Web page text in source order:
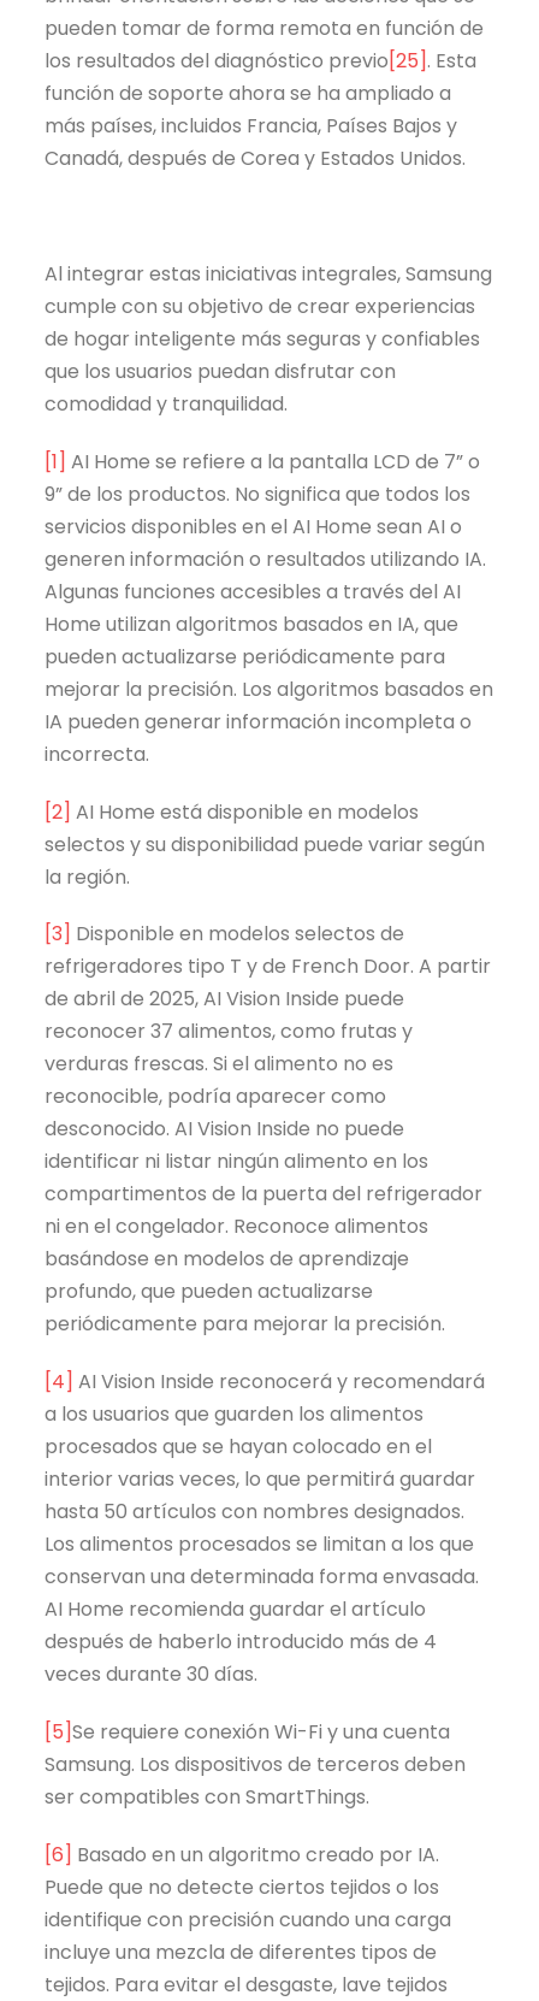
pueden tomar de forma remota en función de
los resultados del diagnóstico previo[25]. Esta
función de soporte ahora se ha ampliado a
más países, incluidos Francia, Países Bajos y
Canadá, después de Corea y Estados Unidos.
Al integrar estas iniciativas integrales, Samsung
cumple con su objetivo de crear experiencias
de hogar inteligente más seguras y confiables
que los usuarios puedan disfrutar con
comodidad y tranquilidad.
[1] AI Home se refiere a la pantalla LCD de 7” o
9” de los productos. No significa que todos los
servicios disponibles en el AI Home sean AI o
generen información o resultados utilizando IA.
Algunas funciones accesibles a través del AI
Home utilizan algoritmos basados en IA, que
pueden actualizarse periódicamente para
mejorar la precisión. Los algoritmos basados en
IA pueden generar información incompleta o
incorrecta.
[2] AI Home está disponible en modelos
selectos y su disponibilidad puede variar según
la región.
[3] Disponible en modelos selectos de
refrigeradores tipo T y de French Door. A partir
de abril de 2025, AI Vision Inside puede
reconocer 37 alimentos, como frutas y
verduras frescas. Si el alimento no es
reconocible, podría aparecer como
desconocido. AI Vision Inside no puede
identificar ni listar ningún alimento en los
compartimentos de la puerta del refrigerador
ni en el congelador. Reconoce alimentos
basándose en modelos de aprendizaje
profundo, que pueden actualizarse
periódicamente para mejorar la precisión.
[4] AI Vision Inside reconocerá y recomendará
a los usuarios que guarden los alimentos
procesados que se hayan colocado en el
interior varias veces, lo que permitirá guardar
hasta 50 artículos con nombres designados.
Los alimentos procesados se limitan a los que
conservan una determinada forma envasada.
AI Home recomienda guardar el artículo
después de haberlo introducido más de 4
veces durante 30 días.
[5]Se requiere conexión Wi-Fi y una cuenta
Samsung. Los dispositivos de terceros deben
ser compatibles con SmartThings.
[6] Basado en un algoritmo creado por IA.
Puede que no detecte ciertos tejidos o los
identifique con precisión cuando una carga
incluye una mezcla de diferentes tipos de
tejidos. Para evitar el desgaste, lave tejidos